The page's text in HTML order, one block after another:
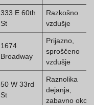
333 E 60th
St
Razkošno
vzdušje
1674
Broadway
Prijazno,
sproščeno
vzdušje
50 W 33rd
St
Raznolika
dejanja,
zabavno okolje